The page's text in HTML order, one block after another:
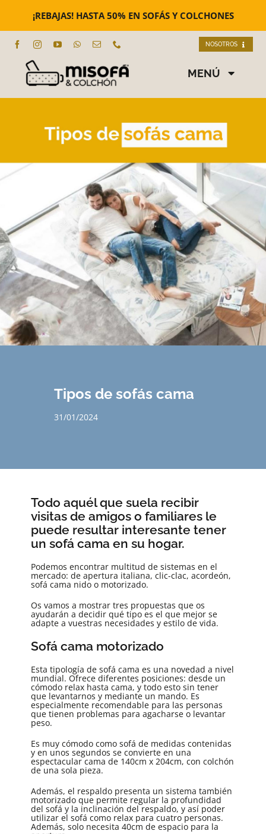
contenido
¡REBAJAS! HASTA 50% EN SOFÁS Y COLCHONES
NOSOTROS
Nosotros
Nuestras tiendas
Contacto
MENÚ
SOFÁS CAMA
SILLONES
COLCHONES
EMMA COLCHÓN
CREA TU SOFÁ A MEDIDA
NOVEDADES
Tipos de sofás cama
31/01/2024
Todo aquél que suela recibir
visitas de amigos o familiares le
puede resultar interesante tener
un sofá cama en su hogar.
Podemos encontrar multitud de sistemas en el
mercado: de apertura italiana, clic-clac, acordeón,
sofá cama nido o motorizado.
Os vamos a mostrar tres propuestas que os
ayudarán a decidir qué tipo es el que mejor se
adapte a vuestras necesidades y estilo de vida.
Sofá cama motorizado
Esta tipología de sofá cama es una novedad a nivel
mundial. Ofrece diferentes posiciones: desde un
cómodo relax hasta cama, y todo esto sin tener
que levantarnos y mediante un mando. Es
especialmente recomendable para las personas
que tienen problemas para agacharse o levantar
peso.
Es muy cómodo como sofá de medidas contenidas
y en unos segundos se convierte en una
espectacular cama de 140cm x 204cm, con colchón
de una sola pieza.
Además, el respaldo presenta un sistema también
motorizado que permite regular la profundidad
del sofá y la inclinación del respaldo, y así poder
utilizar el sofá como relax para cuatro personas.
Además, solo necesita 40cm de espacio para la